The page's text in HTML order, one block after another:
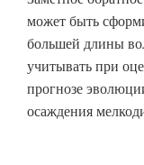
может быть
большей длины
учитывать при
прогнозе
осаждения